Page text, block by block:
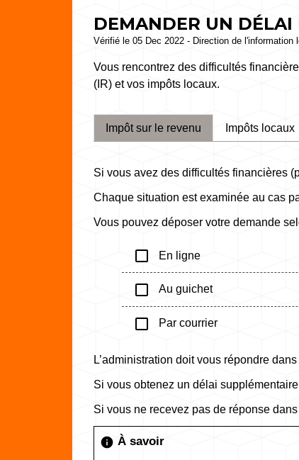
DEMANDER UN DÉLAI
Vérifié le 05 Dec 2022 - Direction de
Vous rencontrez des difficultés
(IR) et vos impôts locaux.
Impôt sur le revenu Impôts locaux
Si vous avez des difficultés financières
Chaque situation est examinée au cas
Vous pouvez déposer votre demande
check_box_outline_blank En ligne
check_box_outline_blank Au guichet
check_box_outline_blank Par courrier
L’administration doit vous répondre
Si vous obtenez un délai
Si vous ne recevez pas de réponse
info À savoir